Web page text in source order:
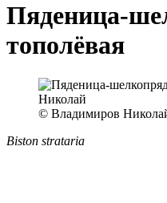
Пяденица-
тополёвая
© Владимиров
Biston strataria